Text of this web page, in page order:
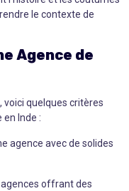
le contexte de
Agence de
voici quelques critères
Inde :
agence avec de solides
offrant des